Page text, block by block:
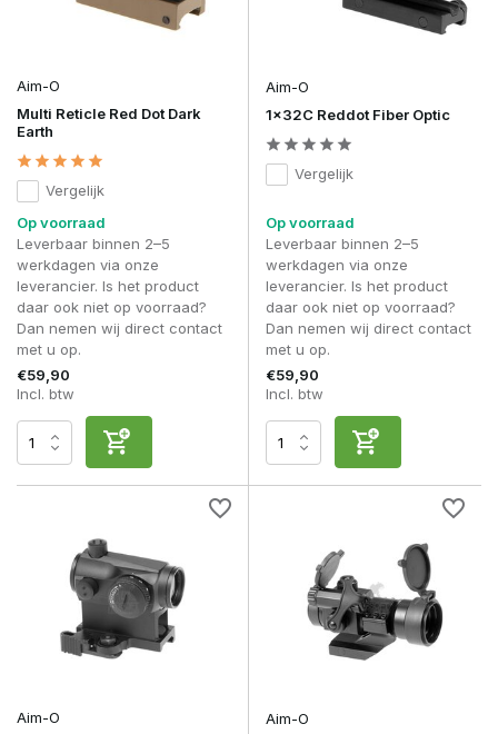
Nee, alleen specifieke modellen hebben night vision
Welke MOA-grootte is het beste voor airsoft?
tussen snelheid en precisie. CQB-spelers kiezen soms voor
grotere dots vanwege de snelle zichtbaarheid, terwijl outdoor
spelers vaak profiteren van een kleinere dot voor
nauwkeuriger richten op afstand.
Wat is het voordeel van een QD mount?
Snelle montage en demontage zonder tools, ideaal bij
wisselen van setups.
Met deRed Dot Sightsuit het assortiment kies je voor
snelheid, controle en betrouwbaarheid, zodat je setup blijft
presteren in elke situatie.
Aim-O
Multi Reticle Red Dot Dark
Earth
Vergelijk
Op voorraad
Leverbaar binnen 2–5
werkdagen via onze
leverancier. Is het product
daar ook niet op voorraad?
Dan nemen wij direct contact
met u op.
€59,90
Incl. btw
Aim-O
1x32C Reddot Fiber Optic
Vergelijk
Op voorraad
Leverbaar binnen 2–5
werkdagen via onze
leverancier. Is het product
daar ook niet op voorraad?
Dan nemen wij direct contact
met u op.
€59,90
Incl. btw
Aim-O
Aim-O